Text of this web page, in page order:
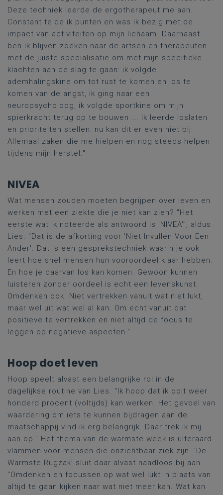
Deze techniek leerde de ergotherapeut me aan.
Constant telde ik punten en was ik bezig met de
impact van activiteiten op mijn lichaam. Daarnaast
ben ik blijven zoeken naar de artsen en therapeuten
met de juiste specialisatie om met mijn specifieke
klachten aan de slag te gaan: ik volgde
ademhalingskine om tot rust te komen en los te
komen van de angst, ik ging naar een
neuropsycholoog, ik volgde sportkine om mijn
spierkracht terug op te bouwen ... Ik leerde loslaten
en prioriteiten stellen: nu kan dit er even niet bij.
Allemaal zaken die me hielpen en nog steeds helpen
tijdens mijn herstel."
NIVEA
Wat mensen zouden moeten begrijpen over leven en
werken met een ziekte die je niet kan zien? "Het
eerste wat ik noteerde als antwoord is 'NIVEA'", aldus
Lies. "Dat is de afkorting voor 'Niet Invullen Voor Een
Ander'. Dat is een gesprekstechniek waarin je ook
leert hoe snel mensen hun vooroordeel klaar hebben.
En hoe je daarvan los kan komen. Gewoon kunnen
luisteren zonder oordeel is echt een levenskunst.
Omdenken ook. Niet vertrekken vanuit wat niet lukt,
maar wel uit wat wel al kan. Om echt vanuit dat
positieve te vertrekken en niet altijd de focus te
leggen op negatieve aspecten."
Hoop doet leven
Hoop speelt alvast een belangrijke rol in de
dagelijkse routine van Lies. "Ik hoop dat ik ooit weer
honderd procent (voltijds) kan werken. Het gevoel van
waardering om iets te kunnen bijdragen aan de
maatschappij vind ik erg belangrijk. Daar trek ik mij
aan op." Het thema van de warmste week is uiteraard
vlammen voor mensen die onzichtbaar ziek zijn. 'De
Warmste Rugzak' sluit daar alvast naadloos bij aan.
"Omdenken en focussen op wat wel lukt in plaats van
altijd te gaan kijken naar wat niet meer kan. Wat kan